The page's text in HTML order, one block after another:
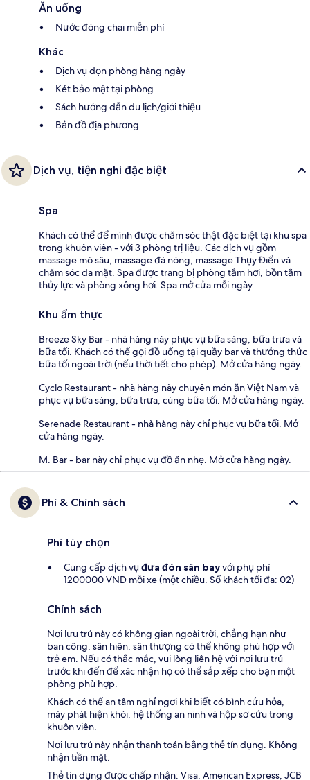
Ăn uống
Nước đóng chai miễn phí
Khác
Dịch vụ dọn phòng hàng ngày
Két bảo mật tại phòng
Sách hướng dẫn du lịch/giới thiệu
Bản đồ địa phương
Dịch vụ, tiện nghi đặc biệt
Spa
Khách có thể để mình được chăm sóc thật đặc biệt tại khu spa
trong khuôn viên - với 3 phòng trị liệu. Các dịch vụ gồm
massage mô sâu, massage đá nóng, massage Thụy Điển và
chăm sóc da mặt. Spa được trang bị phòng tắm hơi, bồn tắm
thủy lực và phòng xông hơi. Spa mở cửa mỗi ngày.
Khu ẩm thực
Breeze Sky Bar - nhà hàng này phục vụ bữa sáng, bữa trưa và
bữa tối. Khách có thể gọi đồ uống tại quầy bar và thưởng thức
bữa tối ngoài trời (nếu thời tiết cho phép). Mở cửa hàng ngày.
Cyclo Restaurant - nhà hàng này chuyên món ăn Việt Nam và
phục vụ bữa sáng, bữa trưa, cùng bữa tối. Mở cửa hàng ngày.
Serenade Restaurant - nhà hàng này chỉ phục vụ bữa tối. Mở
cửa hàng ngày.
M. Bar - bar này chỉ phục vụ đồ ăn nhẹ. Mở cửa hàng ngày.
Phí & Chính sách
Phí tùy chọn
Cung cấp dịch vụ đưa đón sân bayvới phụ phí
1200000 VND mỗi xe (một chiều. Số khách tối đa: 02)
Chính sách
Nơi lưu trú này có không gian ngoài trời, chẳng hạn như
ban công, sân hiên, sân thượng có thể không phù hợp với
trẻ em. Nếu có thắc mắc, vui lòng liên hệ với nơi lưu trú
trước khi đến để xác nhận họ có thể sắp xếp cho bạn một
phòng phù hợp.
Khách có thể an tâm nghỉ ngơi khi biết có bình cứu hỏa,
máy phát hiện khói, hệ thống an ninh và hộp sơ cứu trong
khuôn viên.
Nơi lưu trú này nhận thanh toán bằng thẻ tín dụng. Không
nhận tiền mặt.
Thẻ tín dụng được chấp nhận: Visa, American Express, JCB